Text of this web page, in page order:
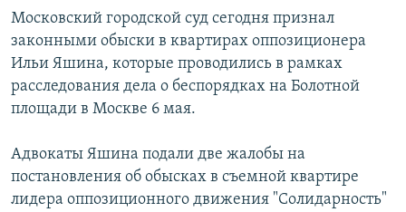
поиску
СЕВЕР.РЕАЛИИ
СИБИРЬ.РЕАЛИИ
РАСПИСАНИЕ ВЕЩАНИЯ
ПОДПИШИТЕСЬ НА РАССЫЛКУ
Московский городской суд сегодня признал
законными обыски в квартирах оппозиционера
Ильи Яшина, которые проводились в рамках
расследования дела о беспорядках на Болотной
площади в Москве 6 мая.
Адвокаты Яшина подали две жалобы на
постановления об обысках в съемной квартире
лидера оппозиционного движения "Солидарность"